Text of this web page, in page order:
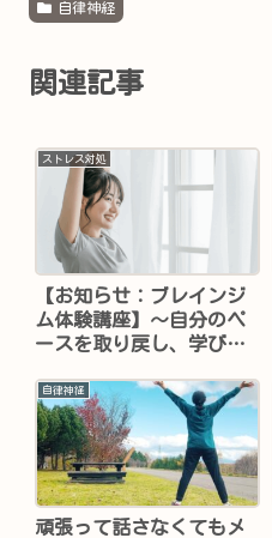
自律神経
関連記事
ストレス対処
【お知らせ：ブレインジ
ム体験講座】～自分のペ
ースを取り戻し、学びと
ササイズ～（終了しまし
た）
自律神経
頑張って話さなくてもメ